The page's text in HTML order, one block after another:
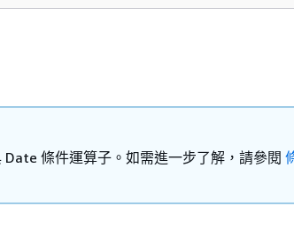
條件運算子。如需進一步了解，請參閱